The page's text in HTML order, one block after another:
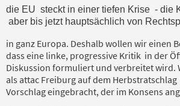
die EU steckt in einer tiefen Krise - die
aber bis jetzt hauptsächlich von
in ganz Europa. Deshalb wollen wir einen
dass eine linke, progressive Kritik in der
Diskussion formuliert und verbreitet wird.
als attac Freiburg auf dem
Vorschlag eingebracht, der im Konsens